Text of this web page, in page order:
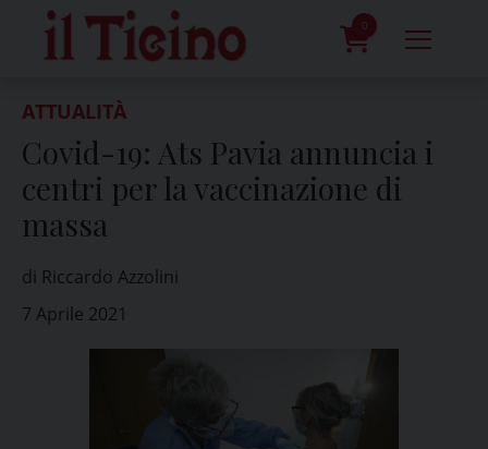
content
0
ATTUALITÀ
Covid-19: Ats Pavia annuncia i
centri per la vaccinazione di
massa
di Riccardo Azzolini
7 Aprile 2021